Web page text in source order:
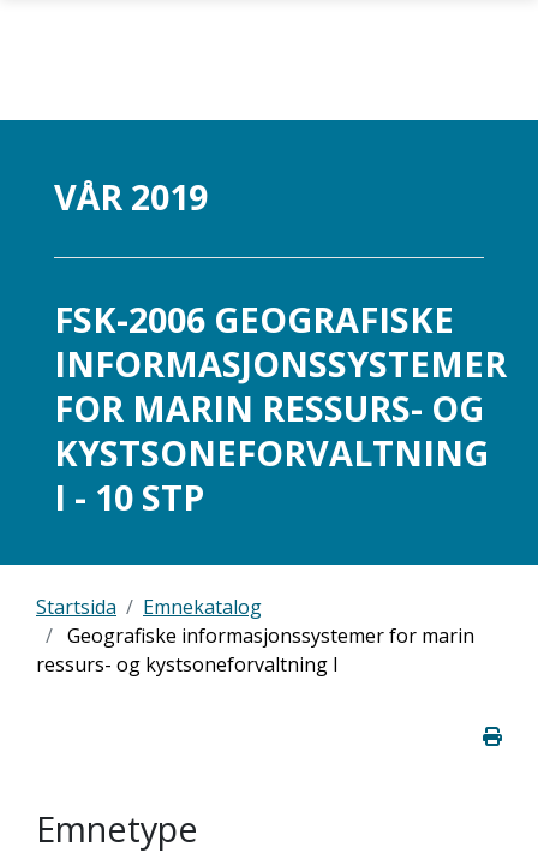
VÅR 2019
FSK-2006 GEOGRAFISKE
INFORMASJONSSYSTEMER
FOR MARIN RESSURS- OG
KYSTSONEFORVALTNING
I - 10 STP
Startsida
Emnekatalog
Geografiske informasjonssystemer for marin
ressurs- og kystsoneforvaltning I
Emnetype